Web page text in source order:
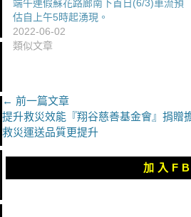
端午連假蘇花路廊南下首日(6/3)車流預
估自上午5時起湧現。
2022-06-02
類似文章
文
章
導
覽
← 前一篇文章
上
一
篇
章：
提升救災效能『翔谷慈善基金會』捐贈
救災運送品質更提升
加入